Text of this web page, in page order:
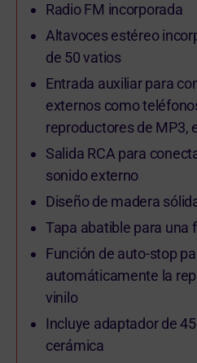
Radio FM incorporada
Altavoces estéreo
de 50 vatios
Entrada auxiliar para
externos como
reproductores de MP3,
Salida RCA para
sonido externo
Diseño de madera
Tapa abatible para una
Función de auto-stop
automáticamente la
vinilo
Incluye adaptador de
cerámica